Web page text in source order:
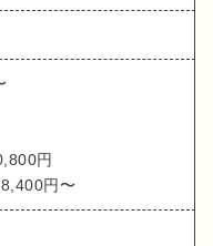
円
円〜